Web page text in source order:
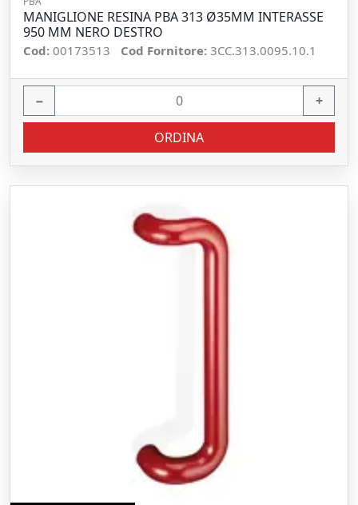
MANIGLIONE RESINA PBA 313 Ø35MM INTERASSE
950 MM NERO DESTRO
Cod: 00173513 Cod Fornitore: 3CC.313.0095.10.1
− +
ORDINA